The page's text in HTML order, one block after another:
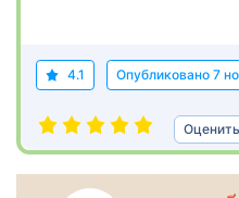
4.1 Опубликовано 7
Оценить